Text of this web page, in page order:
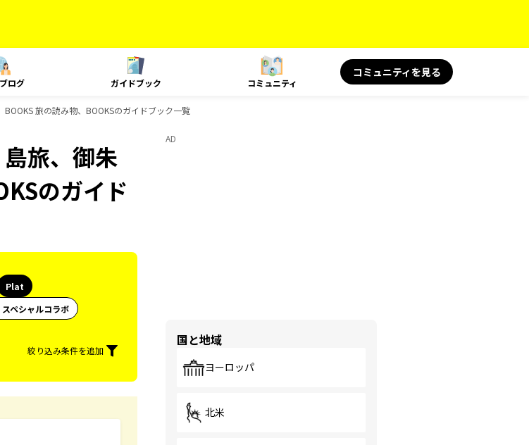
ログ ガイドブック コミュニティ
コミュニティを見る
旅の読み物、BOOKSのガイドブック一覧
旅、御朱
のガイド
Plat
ペシャルコラボ
絞り込み条件を追加
AD
国と地域
ヨーロッパ
北米